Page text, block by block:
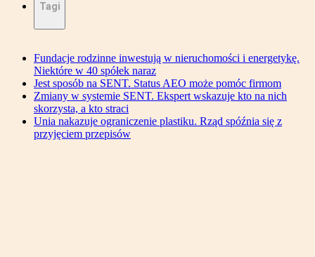
Tagi
Fundacje rodzinne inwestują w nieruchomości i energetykę.
Niektóre w 40 spółek naraz
Jest sposób na SENT. Status AEO może pomóc firmom
Zmiany w systemie SENT. Ekspert wskazuje kto na nich
skorzysta, a kto straci
Unia nakazuje ograniczenie plastiku. Rząd spóźnia się z
przyjęciem przepisów